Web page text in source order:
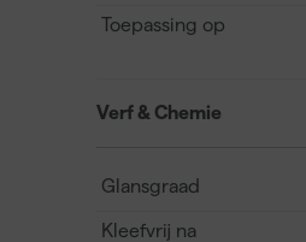
Toepassing op
Verf & Chemie
Glansgraad
Kleefvrij na